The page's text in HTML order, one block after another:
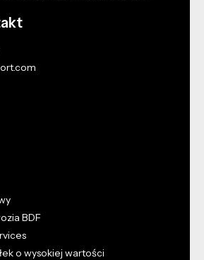
BDF
o wysokiej wartości